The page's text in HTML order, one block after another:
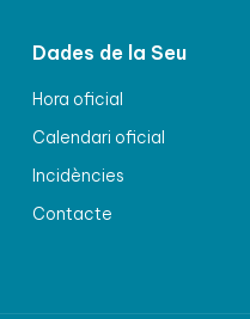
Dades de la Seu
Hora oficial
Calendari oficial
Incidències
Contacte